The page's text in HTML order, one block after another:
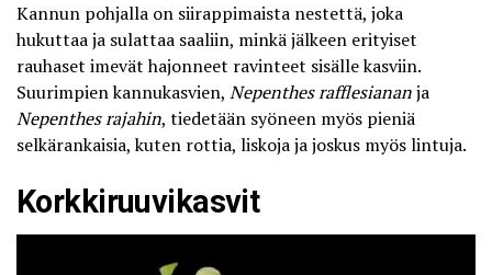
Kannun pohjalla on siirappimaista nestettä, joka
hukuttaa ja sulattaa saaliin, minkä jälkeen erityiset
rauhaset imevät hajonneet ravinteet sisälle kasviin.
Suurimpien kannukasvien, Nepenthes rafflesiananja
Nepenthes rajahin, tiedetään syöneen myös pieniä
selkärankaisia, kuten rottia, liskoja ja joskus myös lintuja.
Korkkiruuvikasvit